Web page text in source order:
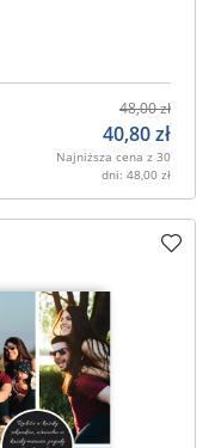
48,00zł
40,80zł
Najniższa cena z 30
dni: 48,00 zł